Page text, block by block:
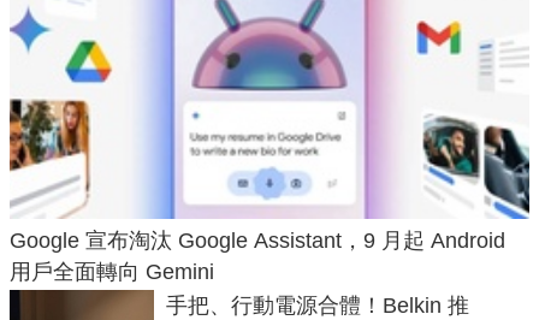
Google 宣布淘汰 Google Assistant，9 月起 Android
用戶全面轉向 Gemini
手把、行動電源合體！Belkin 推